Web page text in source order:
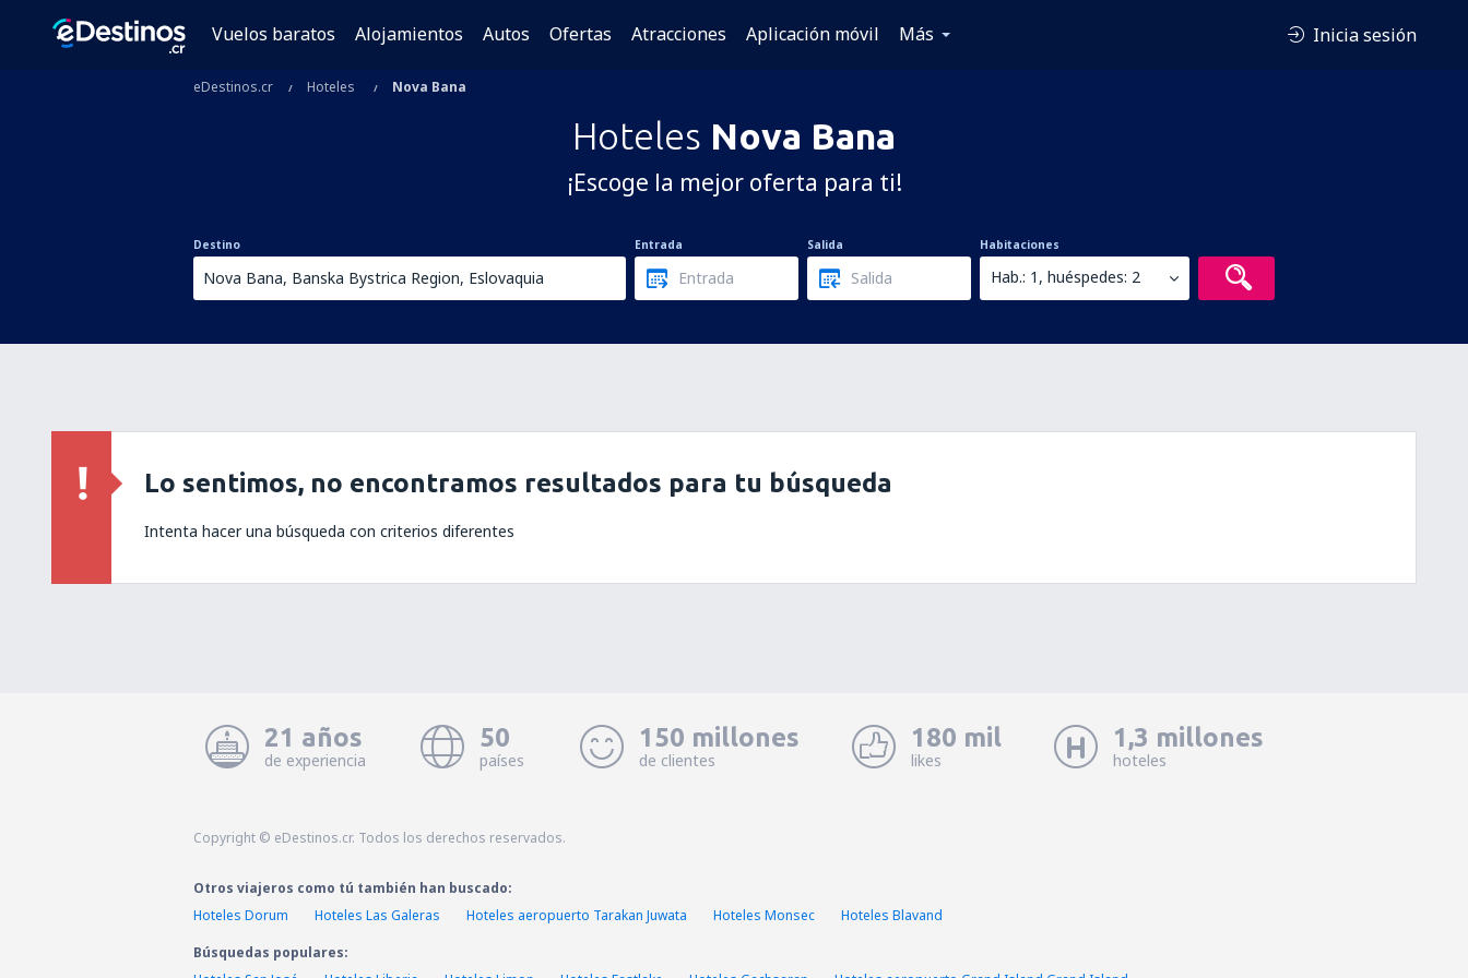
Vuelos baratos Alojamientos Autos Ofertas Atracciones Aplicación móvil Más Inicia sesión
eDestinos.cr Hoteles Nova Bana
Hoteles Nova Bana
¡Escoge la mejor oferta para ti!
Destino Entrada Salida Habitaciones
Hab.: 1, huéspedes: 2
Lo sentimos, no encontramos resultados para tu búsqueda
Intenta hacer una búsqueda con criterios diferentes
21 años
de experiencia
50
países
150 millones
de clientes
180 mil
likes
1,3 millones
hoteles
Copyright © eDestinos.cr. Todos los derechos reservados.
Otros viajeros como tú también han buscado:
Hoteles Dorum
Hoteles Las Galeras Hoteles aeropuerto Tarakan Juwata Hoteles Monsec
Hoteles Blavand
Búsquedas populares: